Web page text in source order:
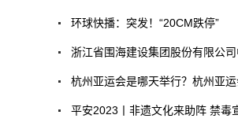
环球快播：突发！“20CM跌停”
浙江省围海建设集团股份有限公
杭州亚运会是哪天举行？杭州亚运
平安2023丨非遗文化来助阵 禁毒